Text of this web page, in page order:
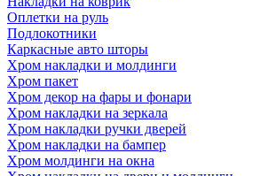
Оплетки на руль
Подлокотники
Каркасные авто шторы
Хром накладки и молдинги
Хром пакет
Хром декор на фары и фонари
Хром накладки на зеркала
Хром накладки ручки дверей
Хром накладки на бампер
Хром молдинги на окна